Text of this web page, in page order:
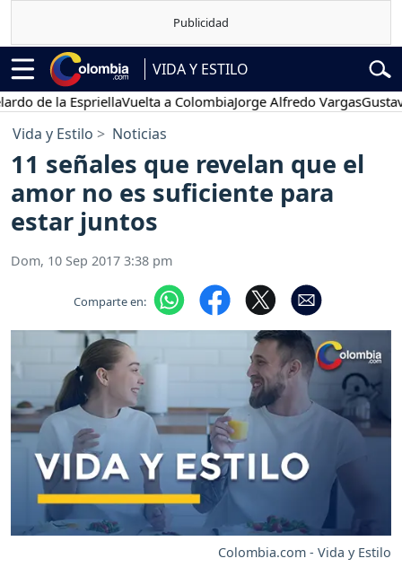
VIDA Y ESTILO
la EspriellaVuelta a ColombiaJorge Alfredo VargasGustavo
Vida y Estilo Noticias
11 señales que revelan que el
amor no es suficiente para
estar juntos
Dom, 10 Sep 2017 3:38 pm
Comparte en:
Colombia.com - Vida y Estilo